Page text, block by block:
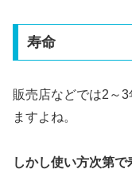
寿命
販売店などでは2～
ますよね。
しかし使い方次第